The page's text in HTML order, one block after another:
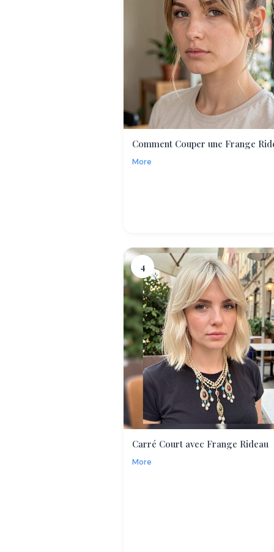
Comment Couper une Frange
More
4
Carré Court avec Frange Rideau
More